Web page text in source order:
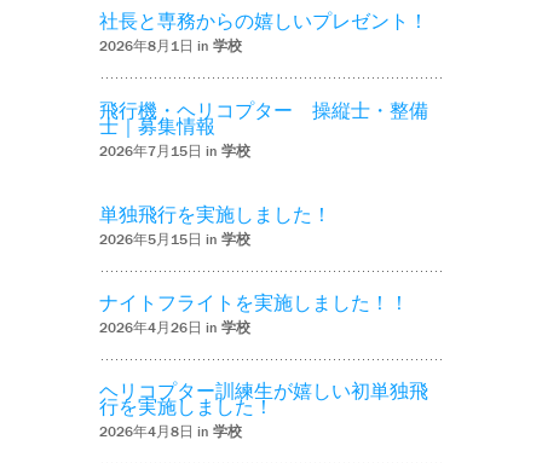
社長と専務からの嬉しいプレゼント！
2026年8月1日 in 学校
飛行機・ヘリコプター 操縦士・整備
士｜募集情報
2026年7月15日 in 学校
単独飛行を実施しました！
2026年5月15日 in 学校
ナイトフライトを実施しました！！
2026年4月26日 in 学校
ヘリコプター訓練生が嬉しい初単独飛
行を実施しました！
2026年4月8日 in 学校